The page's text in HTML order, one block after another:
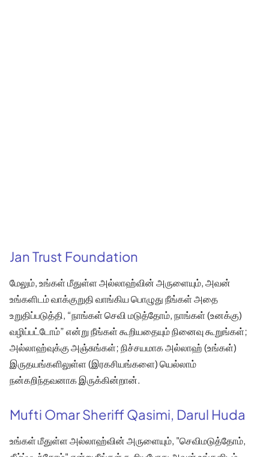
Jan Trust Foundation
மேலும், உங்கள் மீதுள்ள அல்லாஹ்வின் அருளையும், அவன்
உங்களிடம் வாக்குறுதி வாங்கிய பொழுது நீங்கள் அதை
உறுதிப்படுத்தி, “நாங்கள் செவி மடுத்தோம், நாங்கள் (உனக்கு)
வழிப்பட்டோம்” என்று நீங்கள் கூறியதையும் நினைவு கூறுங்கள்;
அல்லாஹ்வுக்கு அஞ்சுங்கள்; நிச்சயமாக அல்லாஹ் (உங்கள்)
இருதயங்களிலுள்ள (இரகசியங்களை) யெல்லாம்
நன்கறிந்தவனாக இருக்கின்றான்.
Mufti Omar Sheriff Qasimi, Darul Huda
உங்கள் மீதுள்ள அல்லாஹ்வின் அருளையும், "செவிமடுத்தோம்,